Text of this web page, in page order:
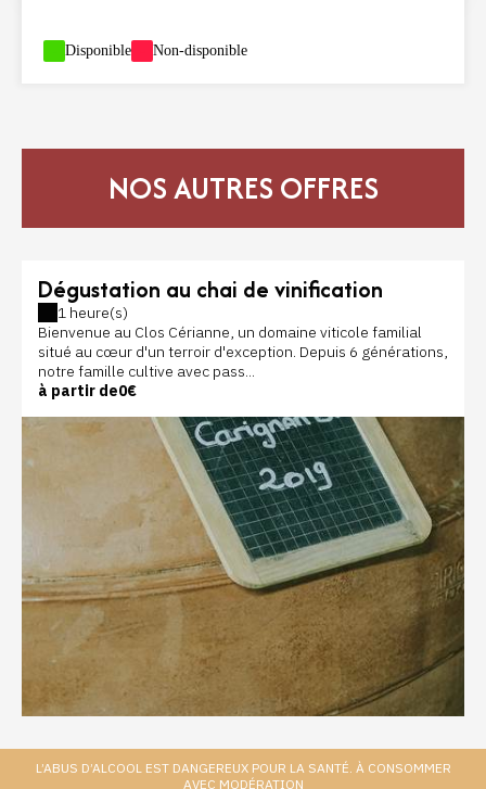
Disponible Non-disponible
NOS AUTRES OFFRES
Dégustation au chai de vinification
1 heure(s)
Bienvenue au Clos Cérianne, un domaine viticole familial
situé au cœur d'un terroir d'exception. Depuis 6 générations,
notre famille cultive avec pass...
à partir de0€
L’ABUS D’ALCOOL EST DANGEREUX POUR LA SANTÉ. À CONSOMMER
AVEC MODÉRATION